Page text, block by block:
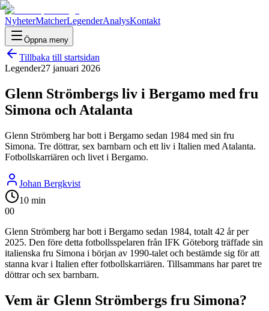
NyheterMatcherLegenderAnalysKontakt
Öppna meny
Tillbaka till startsidan
Legender27 januari 2026
Glenn Strömbergs liv i Bergamo med fru
Simona och Atalanta
Glenn Strömberg har bott i Bergamo sedan 1984 med sin fru
Simona. Tre döttrar, sex barnbarn och ett liv i Italien med Atalanta.
Fotbollskarriären och livet i Bergamo.
Johan Bergkvist
10 min
00
Glenn Strömberg har bott i Bergamo sedan 1984, totalt 42 år per
2025. Den före detta fotbollsspelaren från IFK Göteborg träffade sin
italienska fru Simona i början av 1990-talet och bestämde sig för att
stanna kvar i Italien efter fotbollskarriären. Tillsammans har paret tre
döttrar och sex barnbarn.
Vem är Glenn Strömbergs fru Simona?